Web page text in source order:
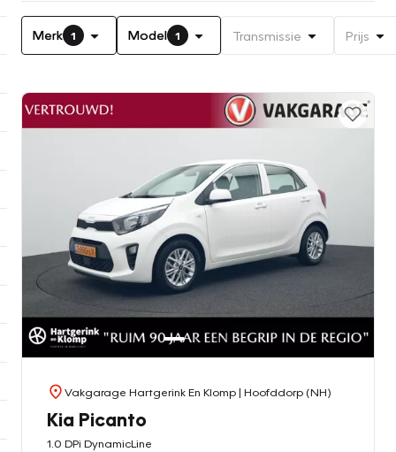
Merk 1 Model 1 Transmissie Prijs
Vakgarage Hartgerink En Klomp| Hoofddorp (NH)
Kia Picanto
1.0 DPi DynamicLine